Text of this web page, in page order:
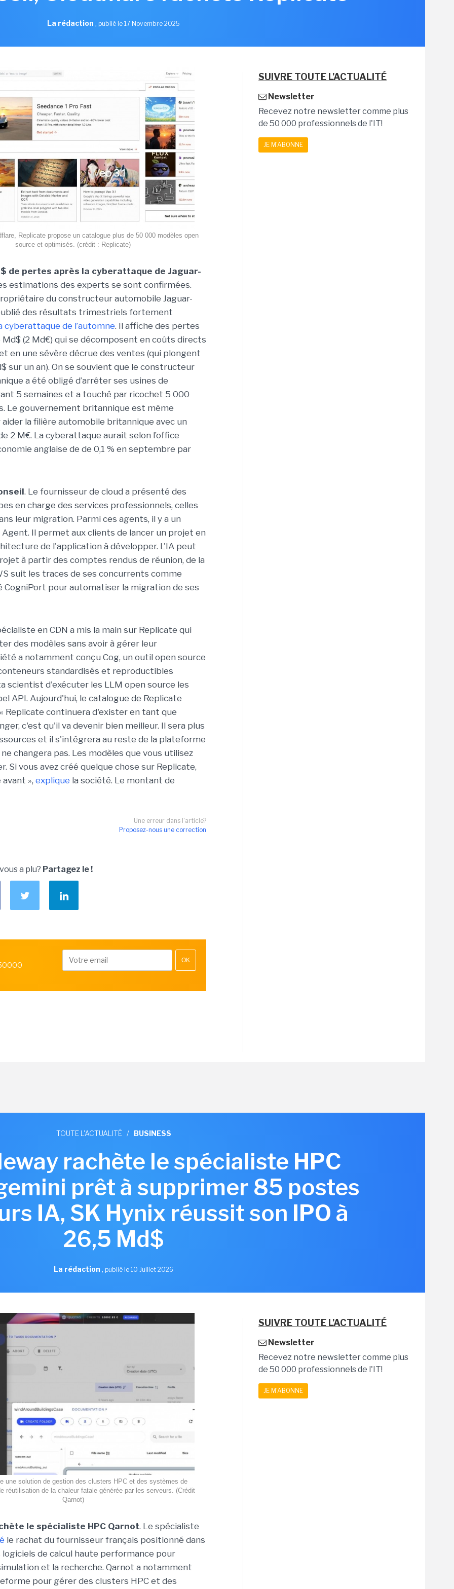
La rédaction , publié le 17 Novembre 2025
Replicate propose un catalogue plus de 50 000 modèles open
source et optimisés. (crédit : Replicate)
de pertes après la cyberattaque de Jaguar-
estimations des experts se sont confirmées.
du constructeur automobile Jaguar-
des résultats trimestriels fortement
cyberattaque de l’automne. Il affiche des pertes
Md$ (2 Md€) qui se décomposent en coûts directs
en une sévère décrue des ventes (qui plongent
sur un an). On se souvient que le constructeur
a été obligé d’arrêter ses usines de
5 semaines et a touché par ricochet 5 000
Le gouvernement britannique est même
la filière automobile britannique avec un
2 M€. La cyberattaque aurait selon l’office
anglaise de de 0,1 % en septembre par
. Le fournisseur de cloud a présenté des
en charge des services professionnels, celles
leur migration. Parmi ces agents, il y a un
Il permet aux clients de lancer un projet en
de l'application à développer. L'IA peut
à partir des comptes rendus de réunion, de la
suit les traces de ses concurrents comme
CogniPort pour automatiser la migration de ses
en CDN a mis la main sur Replicate qui
des modèles sans avoir à gérer leur
a notamment conçu Cog, un outil open source
standardisés et reproductibles
d'exécuter les LLM open source les
API. Aujourd'hui, le catalogue de Replicate
Replicate continuera d'exister en tant que
c'est qu'il va devenir bien meilleur. Il sera plus
et il s'intégrera au reste de la plateforme
changera pas. Les modèles que vous utilisez
vous avez créé quelque chose sur Replicate,
», explique la société. Le montant de
Une erreur dans l'article?
Proposez-nous une correction
a plu? Partagez le !
OK
SUIVRE TOUTE L'ACTUALITÉ
Newsletter
Recevez notre newsletter comme plus
de 50 000 professionnels de l'IT!
JE M'ABONNE
TOUTE L'ACTUALITÉ / BUSINESS
rachète le spécialiste HPC
prêt à supprimer 85 postes
IA, SK Hynix réussit son IPO à
26,5 Md$
La rédaction , publié le 10 Juillet 2026
une solution de gestion des clusters HPC et des systèmes de
réutilisation de la chaleur fatale générée par les serveurs. (Crédit
Qarnot)
le spécialiste HPC Qarnot. Le spécialiste
le rachat du fournisseur français positionné dans
logiciels de calcul haute performance pour
et la recherche. Qarnot a notamment
pour gérer des clusters HPC et des
SUIVRE TOUTE L'ACTUALITÉ
Newsletter
Recevez notre newsletter comme plus
de 50 000 professionnels de l'IT!
JE M'ABONNE